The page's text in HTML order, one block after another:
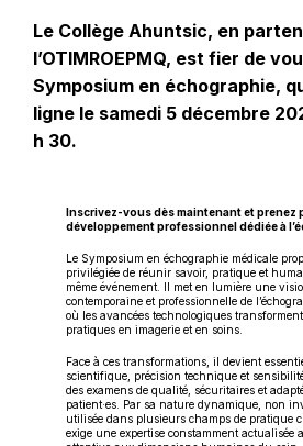
Le Collège Ahuntsic, en
l’OTIMROEPMQ, est fier de
Symposium en échographie,
ligne le samedi 5 décembre
h 30.
Inscrivez-vous dès maintenant et prenez
développement professionnel dédiée à
Le Symposium en échographie médicale
privilégiée de réunir savoir, pratique et
même événement. Il met en lumière une
contemporaine et professionnelle de
où les avancées technologiques
pratiques en imagerie et en soins.
Face à ces transformations, il devient
scientifique, précision technique et
des examens de qualité, sécuritaires et
patient·es. Par sa nature dynamique, non
utilisée dans plusieurs champs de pratique
exige une expertise constamment actualisée